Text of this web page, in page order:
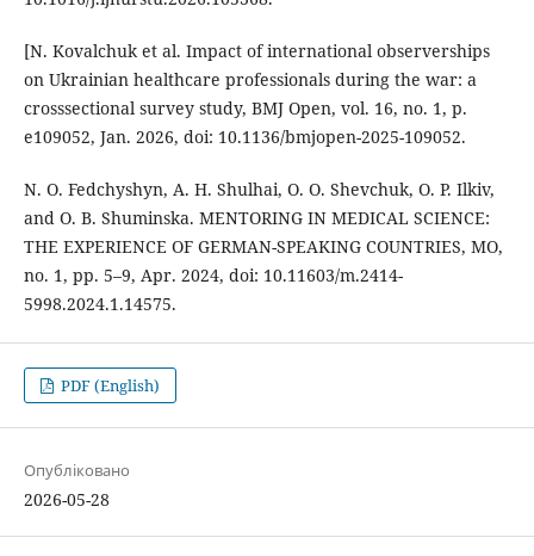
[N. Kovalchuk et al. Impact of international observerships
on Ukrainian healthcare professionals during the war: a
crosssectional survey study, BMJ Open, vol. 16, no. 1, p.
e109052, Jan. 2026, doi: 10.1136/bmjopen-2025-109052.
N. O. Fedchyshyn, А. H. Shulhai, O. O. Shevchuk, O. P. Ilkiv,
and O. B. Shuminska. MENTORING IN MEDICAL SCIENCE:
THE EXPERIENCE OF GERMAN-SPEAKING COUNTRIES, MО,
no. 1, pp. 5–9, Apr. 2024, doi: 10.11603/m.2414-
5998.2024.1.14575.
PDF (English)
Опубліковано
2026-05-28